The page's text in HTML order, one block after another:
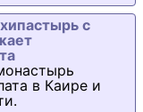
с
в Каире и